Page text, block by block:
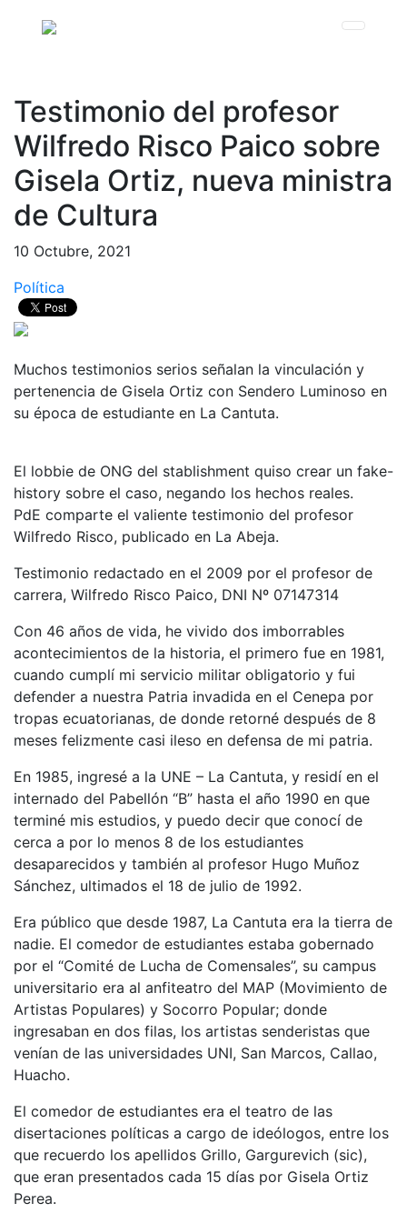
Testimonio del profesor
Wilfredo Risco Paico sobre
Gisela Ortiz, nueva ministra
de Cultura
10 Octubre, 2021
Política
Muchos testimonios serios señalan la vinculación y
pertenencia de Gisela Ortiz con Sendero Luminoso en
su época de estudiante en La Cantuta.
El lobbie de ONG del stablishment quiso crear un fake-
history sobre el caso, negando los hechos reales.
PdE comparte el valiente testimonio del profesor
Wilfredo Risco, publicado en La Abeja.
Testimonio redactado en el 2009 por el profesor de
carrera, Wilfredo Risco Paico, DNI Nº 07147314
Con 46 años de vida, he vivido dos imborrables
acontecimientos de la historia, el primero fue en 1981,
cuando cumplí mi servicio militar obligatorio y fui
defender a nuestra Patria invadida en el Cenepa por
tropas ecuatorianas, de donde retorné después de 8
meses felizmente casi ileso en defensa de mi patria.
En 1985, ingresé a la UNE – La Cantuta, y residí en el
internado del Pabellón “B” hasta el año 1990 en que
terminé mis estudios, y puedo decir que conocí de
cerca a por lo menos 8 de los estudiantes
desaparecidos y también al profesor Hugo Muñoz
Sánchez, ultimados el 18 de julio de 1992.
Era público que desde 1987, La Cantuta era la tierra de
nadie. El comedor de estudiantes estaba gobernado
por el “Comité de Lucha de Comensales”, su campus
universitario era al anfiteatro del MAP (Movimiento de
Artistas Populares) y Socorro Popular; donde
ingresaban en dos filas, los artistas senderistas que
venían de las universidades UNI, San Marcos, Callao,
Huacho.
El comedor de estudiantes era el teatro de las
disertaciones políticas a cargo de ideólogos, entre los
que recuerdo los apellidos Grillo, Gargurevich (sic),
que eran presentados cada 15 días por Gisela Ortiz
Perea.